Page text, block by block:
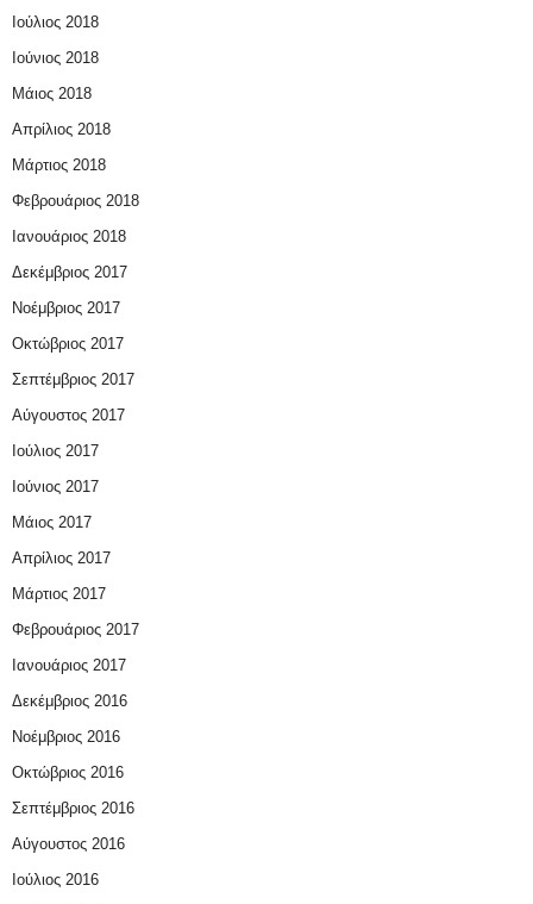
Ιούλιος 2018
Ιούνιος 2018
Μάιος 2018
Απρίλιος 2018
Μάρτιος 2018
Φεβρουάριος 2018
Ιανουάριος 2018
Δεκέμβριος 2017
Νοέμβριος 2017
Οκτώβριος 2017
Σεπτέμβριος 2017
Αύγουστος 2017
Ιούλιος 2017
Ιούνιος 2017
Μάιος 2017
Απρίλιος 2017
Μάρτιος 2017
Φεβρουάριος 2017
Ιανουάριος 2017
Δεκέμβριος 2016
Νοέμβριος 2016
Οκτώβριος 2016
Σεπτέμβριος 2016
Αύγουστος 2016
Ιούλιος 2016